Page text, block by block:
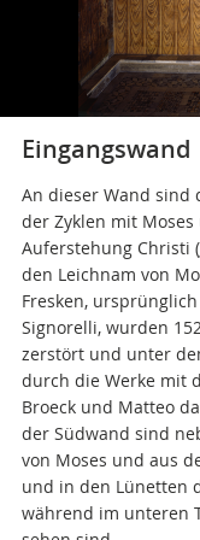
Eingangswand
An dieser Wand sind
der Zyklen mit
Auferstehung Christi (
den Leichnam von
Fresken,
Signorelli, wurden
zerstört und unter
durch die Werke mit
Broeck und Matteo
der Südwand sind
von Moses und aus
und in den Lünetten
während im unteren